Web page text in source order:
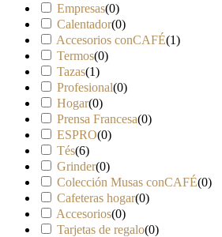
Empresas(0)
Calentador(0)
Accesorios conCAFÉ(1)
Termos(0)
Tazas(1)
Profesional(0)
Hogar(0)
Prensa Francesa(0)
ESPRO(0)
Tés(6)
Grinder(0)
Colección Musas conCAFÉ(0)
Cafeteras hogar(0)
Accesorios(0)
Tarjetas de regalo(0)